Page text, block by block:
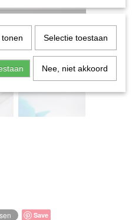
wij contact met u op.
Save
Selectie toestaan
Nee, niet akkoord